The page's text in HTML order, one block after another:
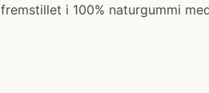
i 100% naturgummi